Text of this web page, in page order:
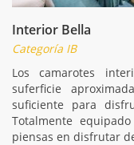
Interior Bella
Categoría IB
Los camarotes
suferficie
suficiente para
Totalmente
piensas en disfrutar